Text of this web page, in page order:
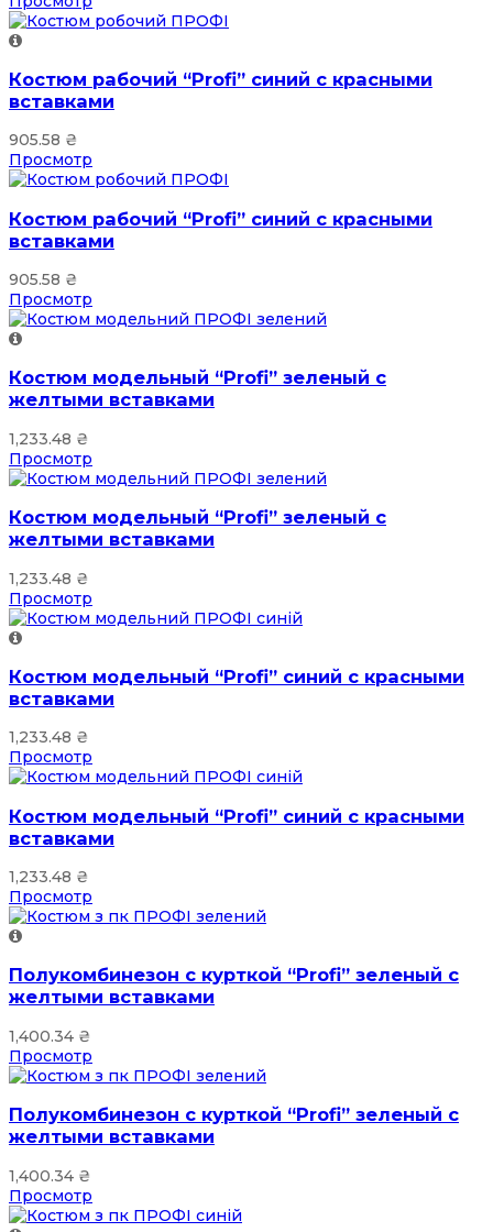
Костюм рабочий “Profi” синий с красными
вставками
905.58 ₴
Просмотр
Костюм рабочий “Profi” синий с красными
вставками
905.58 ₴
Просмотр
Костюм модельный “Profi” зеленый с
желтыми вставками
1,233.48 ₴
Просмотр
Костюм модельный “Profi” зеленый с
желтыми вставками
1,233.48 ₴
Просмотр
Костюм модельный “Profi” синий с красными
вставками
1,233.48 ₴
Просмотр
Костюм модельный “Profi” синий с красными
вставками
1,233.48 ₴
Просмотр
Полукомбинезон с курткой “Profi” зеленый с
желтыми вставками
1,400.34 ₴
Просмотр
Полукомбинезон с курткой “Profi” зеленый с
желтыми вставками
1,400.34 ₴
Просмотр